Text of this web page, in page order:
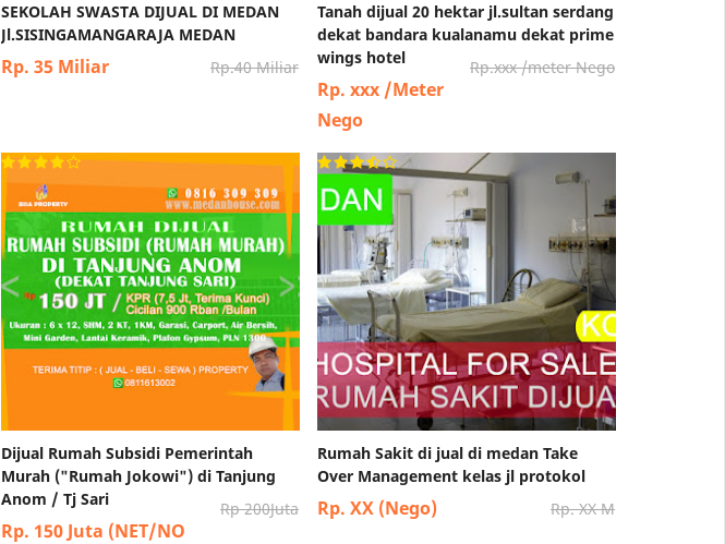
SEKOLAH SWASTA DIJUAL DI MEDAN
Jl.SISINGAMANGARAJA MEDAN
Rp.40 Miliar
Rp. 35 Miliar
Tanah dijual 20 hektar jl.sultan serdang
dekat bandara kualanamu dekat prime
wings hotel
Rp.xxx /meter Nego
Rp. xxx /Meter
Nego
Dijual Rumah Subsidi Pemerintah
Murah ("Rumah Jokowi") di Tanjung
Anom / Tj Sari
Rp 200Juta
Rp. 150 Juta (NET/NO
Rumah Sakit di jual di medan Take
Over Management kelas jl protokol
Rp. XX M
Rp. XX (Nego)